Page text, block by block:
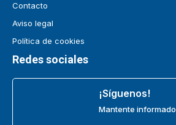
Contacto
Aviso legal
Política de cookies
Redes sociales
¡Síguenos!
Mantente informado